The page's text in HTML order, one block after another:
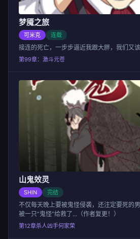
梦魇之旅
可米克 连载
接连的死亡，一步步逼近我跟大胖，我们又
第99章：激斗元苍
山鬼效灵
SHIN 完结
不仅每天晚上要被鬼怪侵袭，还注定要死的
被一只“鬼怪”给救了...（作者复更！）
第12章杀人凶手何家荣